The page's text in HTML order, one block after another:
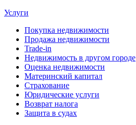
Услуги
Покупка недвижимости
Продажа недвижимости
Trade-in
Недвижимость в другом городе
Оценка недвижимости
Материнский капитал
Страхование
Юридические услуги
Возврат налога
Защита в судах